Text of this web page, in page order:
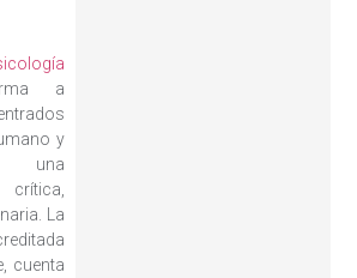
a
y
una
crítica,
La
cuenta